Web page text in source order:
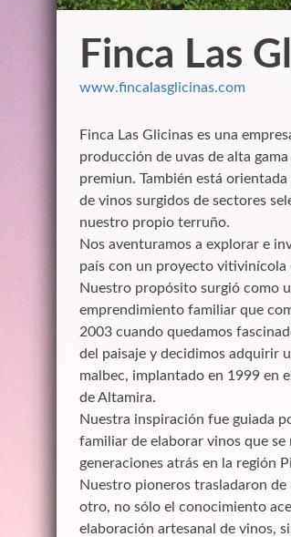
Finca Las
www.fincalasglicinas.com
Finca Las Glicinas es una
producción de uvas de alta
premiun. También está
de vinos surgidos de sectores
nuestro propio terruño.
Nos aventuramos a explorar e
país con un proyecto vitivinícola
Nuestro propósito surgió como
emprendimiento familiar que
2003 cuando quedamos
del paisaje y decidimos adquirir
malbec, implantado en 1999 en
de Altamira.
Nuestra inspiración fue guiada
familiar de elaborar vinos que se
generaciones atrás en la región
Nuestro pioneros trasladaron
otro, no sólo el conocimiento
elaboración artesanal de vinos,